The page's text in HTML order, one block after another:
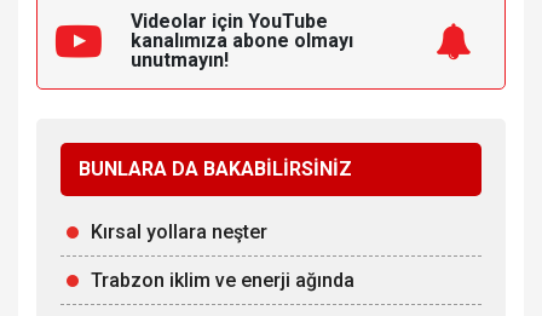
Videolar için YouTube
kanalımıza abone olmayı
unutmayın!
BUNLARA DA BAKABİLİRSİNİZ
Kırsal yollara neşter
Trabzon iklim ve enerji ağında